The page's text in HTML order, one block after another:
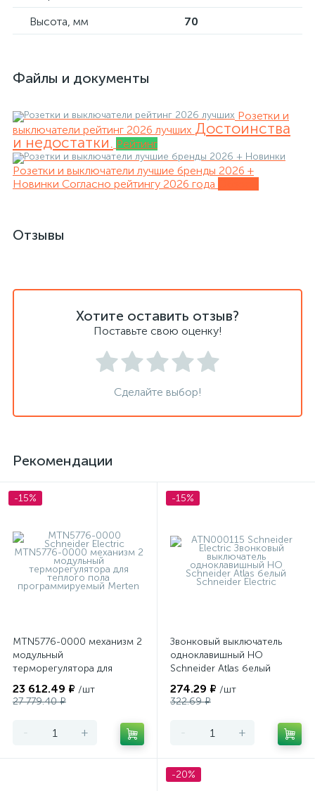
Высота, мм
70
Файлы и документы
Розетки и
выключатели рейтинг 2026 лучших Достоинства
и недостатки. Рейтинг
Розетки и выключатели лучшие бренды 2026 +
Новинки Согласно рейтингу 2026 года
Отзывы
Хотите оставить отзыв?
Поставьте свою оценку!
Сделайте выбор!
Рекомендации
-15%
MTN5776-0000 механизм 2
модульный
терморегулятора для
программируемый Merten
23 612.49 ₽ /шт
27 779.40 ₽
- +
-15%
Звонковый выключатель
одноклавишный НО
Schneider Atlas белый
274.29 ₽ /шт
322.69 ₽
- +
-20%